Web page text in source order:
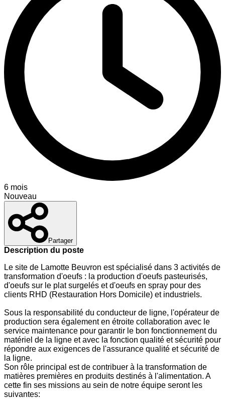
6 mois
Nouveau
Partager
Description du poste
Le site de Lamotte Beuvron est spécialisé dans 3 activités de
transformation d'oeufs : la production d'oeufs pasteurisés,
d'oeufs sur le plat surgelés et d'oeufs en spray pour des
clients RHD (Restauration Hors Domicile) et industriels.
Sous la responsabilité du conducteur de ligne, l'opérateur de
production sera également en étroite collaboration avec le
service maintenance pour garantir le bon fonctionnement du
matériel de la ligne et avec la fonction qualité et sécurité pour
répondre aux exigences de l'assurance qualité et sécurité de
la ligne.
Son rôle principal est de contribuer à la transformation de
matières premières en produits destinés à l'alimentation. A
cette fin ses missions au sein de notre équipe seront les
suivantes: